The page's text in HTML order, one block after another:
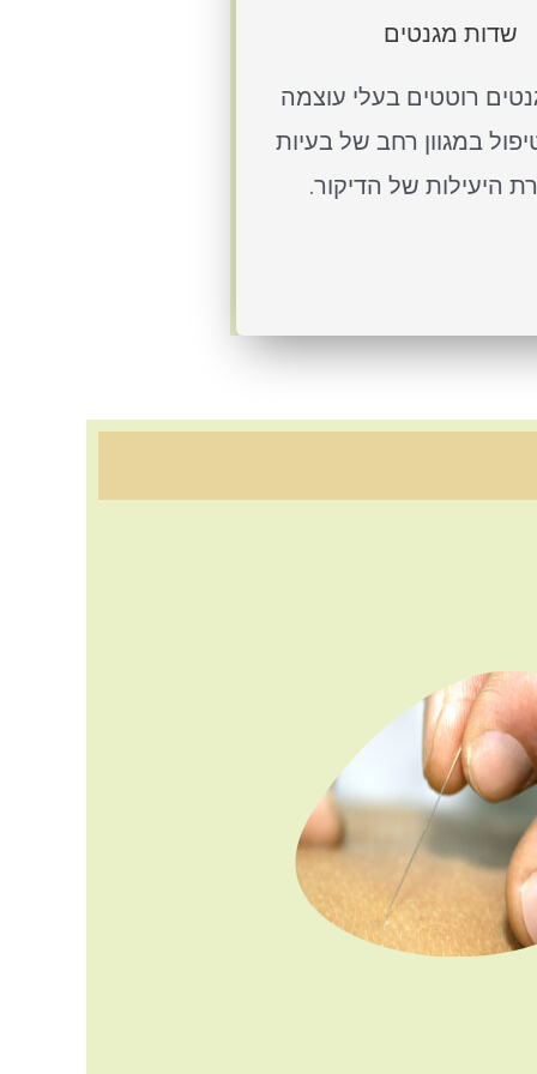
שדות מגנטים
רוטטים בעלי עוצמה
במגוון רחב של בעיות
היעילות של הדיקור.